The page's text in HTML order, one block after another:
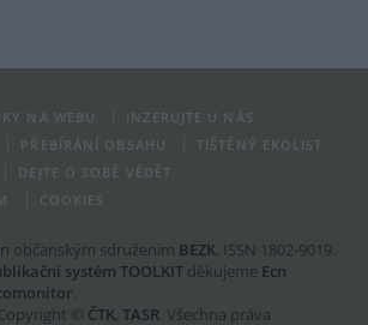
NA WEBU
INZERUJTE U NÁS
PŘEBÍRÁNÍ OBSAHU
TIŠTĚNÝ EKOLIST
DEJTE O SOBĚ VĚDĚT
COOKIES
občanským sdružením BEZK. ISSN 1802-9019.
systém TOOLKIT děkujeme Ecn
.
© ČTK, TASR. Všechna práva